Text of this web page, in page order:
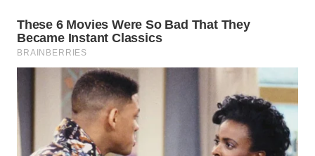
WAHANA
TV
WAHANANEWS
WAHANANEWS